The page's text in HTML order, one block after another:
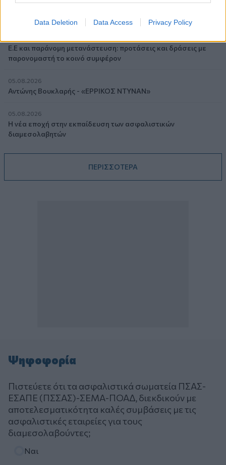
Data Deletion Data Access Privacy Policy
μπορεί να έχουμε θεραπεία που αναστέλλει την εξέλιξη του
Ε.Ε και παράνομη μετανάστευση: προτάσεις και δράσεις με
παρονομαστή το κοινό συμφέρον
05.08.2026
Αντώνης Βουκλαρής - «ΕΡΡΙΚΟΣ ΝΤΥΝΑΝ»
05.08.2026
Η νέα εποχή στην εκπαίδευση των ασφαλιστικών
διαμεσολαβητών
ΠΕΡΙΣΣΟΤΕΡΑ
Ψηφοφορία
Πιστεύετε ότι τα ασφαλιστικά σωματεία ΠΣΑΣ-
ΕΣΑΠΕ (ΠΣΣΑΣ)-ΣΕΜΑ-ΠΟΑΔ, διεκδικούν με
αποτελεσματικότητα καλές συμβάσεις με τις
ασφαλιστικές εταιρείες για τους
διαμεσολαβούντες;
Ναι